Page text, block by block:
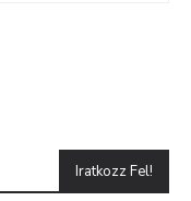
Iratkozz Fel!